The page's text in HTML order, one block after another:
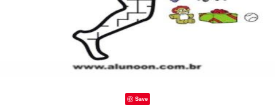
Save